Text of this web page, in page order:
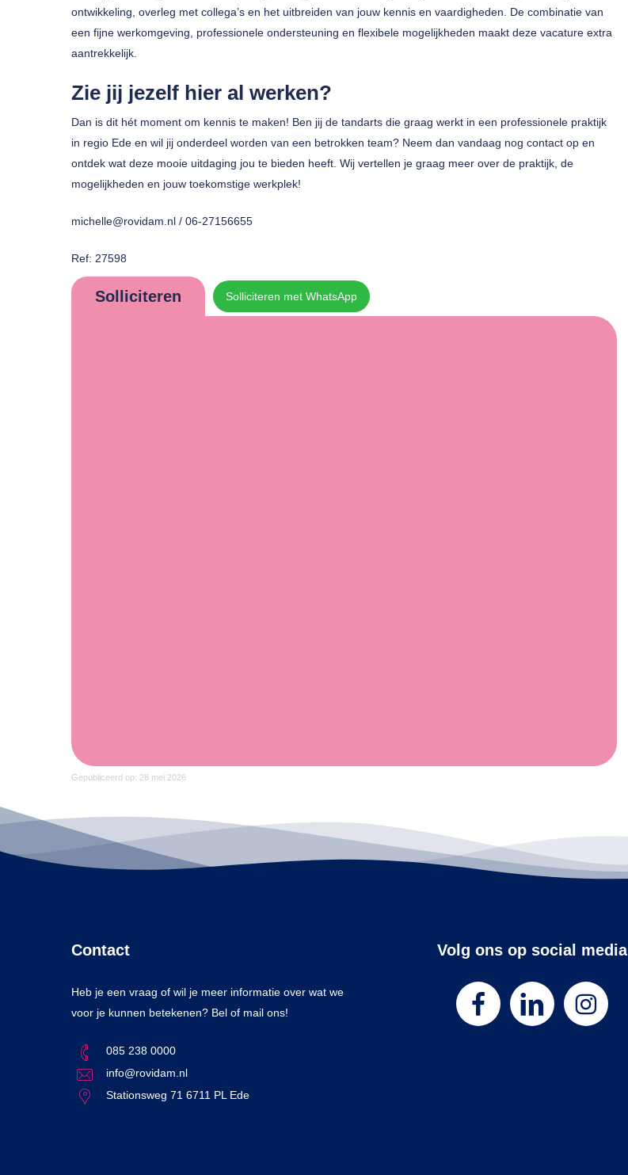
ontwikkeling, overleg met collega’s en het uitbreiden van jouw kennis en vaardigheden. De combinatie van
een fijne werkomgeving, professionele ondersteuning en flexibele mogelijkheden maakt deze vacature extra
aantrekkelijk.
Zie jij jezelf hier al werken?
Dan is dit hét moment om kennis te maken! Ben jij de tandarts die graag werkt in een professionele praktijk
in regio Ede en wil jij onderdeel worden van een betrokken team? Neem dan vandaag nog contact op en
ontdek wat deze mooie uitdaging jou te bieden heeft. Wij vertellen je graag meer over de praktijk, de
mogelijkheden en jouw toekomstige werkplek!
michelle@rovidam.nl / 06-27156655
Ref: 27598
Solliciteren Solliciteren met WhatsApp
Gepubliceerd op: 28 mei 2026
Contact
Heb je een vraag of wil je meer informatie over wat we
voor je kunnen betekenen? Bel of mail ons!
085 238 0000
info@rovidam.nl
Stationsweg 71 6711 PL Ede
Volg ons op social media